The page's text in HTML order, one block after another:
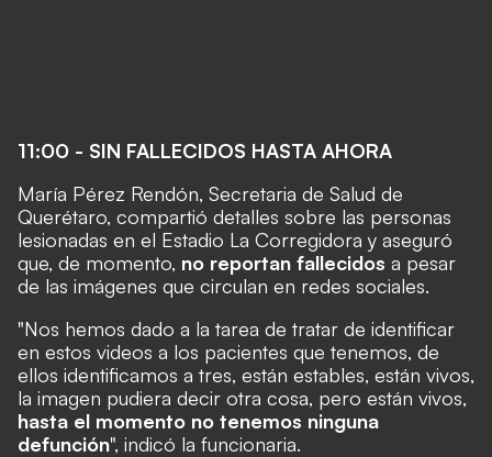
11:00 - SIN FALLECIDOS HASTA AHORA
María Pérez Rendón, Secretaria de Salud de
Querétaro, compartió detalles sobre las personas
lesionadas en el Estadio La Corregidora y aseguró
que, de momento, no reportan fallecidos a pesar
de las imágenes que circulan en redes sociales.
"Nos hemos dado a la tarea de tratar de identificar
en estos videos a los pacientes que tenemos, de
ellos identificamos a tres, están estables, están vivos,
la imagen pudiera decir otra cosa, pero están vivos,
hasta el momento no tenemos ninguna
defunción", indicó la funcionaria.